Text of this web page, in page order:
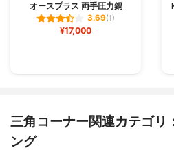
オースプラス 両手圧力鍋
3.69(1)
¥17,000
三角コーナー関連カテゴリ
ング